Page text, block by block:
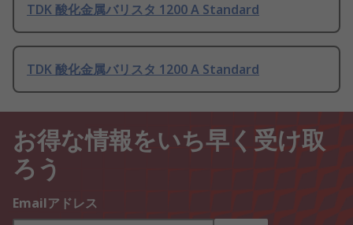
TDK 酸化金属バリスタ 1200 A Standard
TDK 酸化金属バリスタ 1200 A Standard
お得な情報をいち早く受け取
ろう
Emailアドレス